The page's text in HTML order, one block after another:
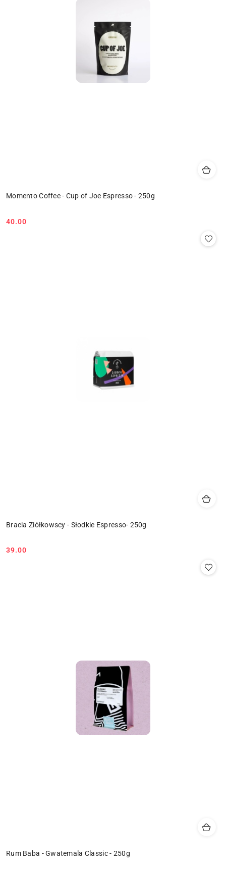
Momento Coffee - Cup of Joe Espresso - 250g
Cena:
40.00
Bracia Ziółkowscy - Słodkie Espresso- 250g
Cena:
39.00
Rum Baba - Gwatemala Classic - 250g